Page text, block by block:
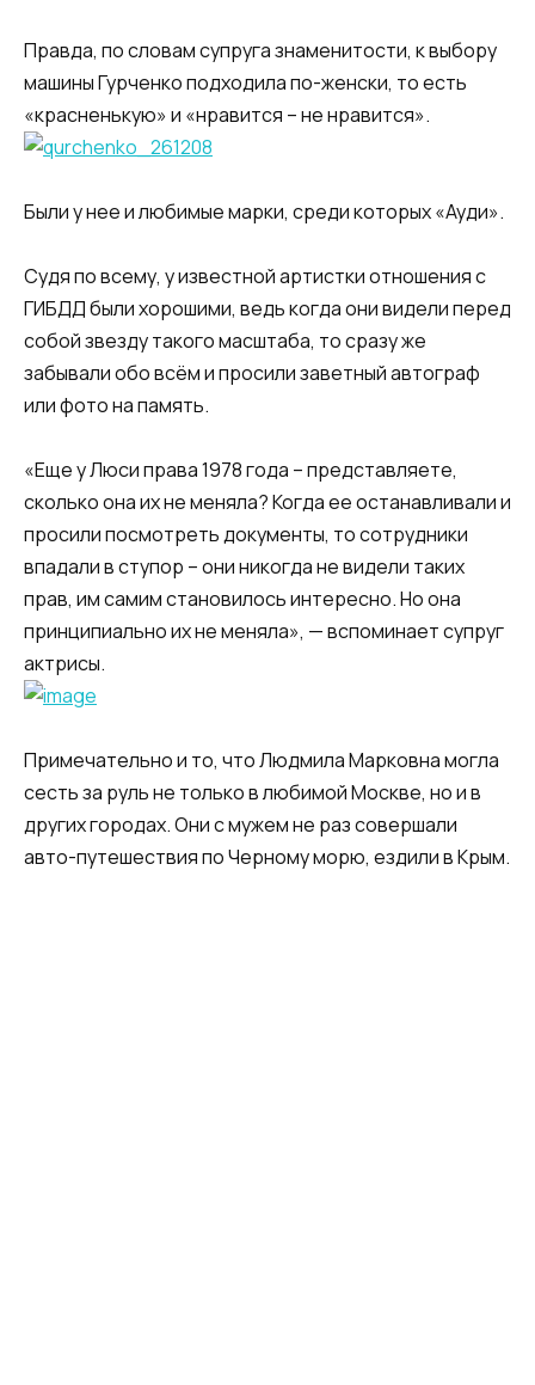
Правда, по словам супруга знаменитости, к выбору
машины Гурченко подходила по-женски, то есть
«красненькую» и «нравится – не нравится».
Были у нее и любимые марки, среди которых «Ауди».
Судя по всему, у известной артистки отношения с
ГИБДД были хорошими, ведь когда они видели перед
собой звезду такого масштаба, то сразу же
забывали обо всём и просили заветный автограф
или фото на память.
«Еще у Люси права 1978 года – представляете,
сколько она их не меняла? Когда ее останавливали и
просили посмотреть документы, то сотрудники
впадали в ступор – они никогда не видели таких
прав, им самим становилось интересно. Но она
принципиально их не меняла», — вспоминает супруг
актрисы.
Примечательно и то, что Людмила Марковна могла
сесть за руль не только в любимой Москве, но и в
других городах. Они с мужем не раз совершали
авто-путешествия по Черному морю, ездили в Крым.